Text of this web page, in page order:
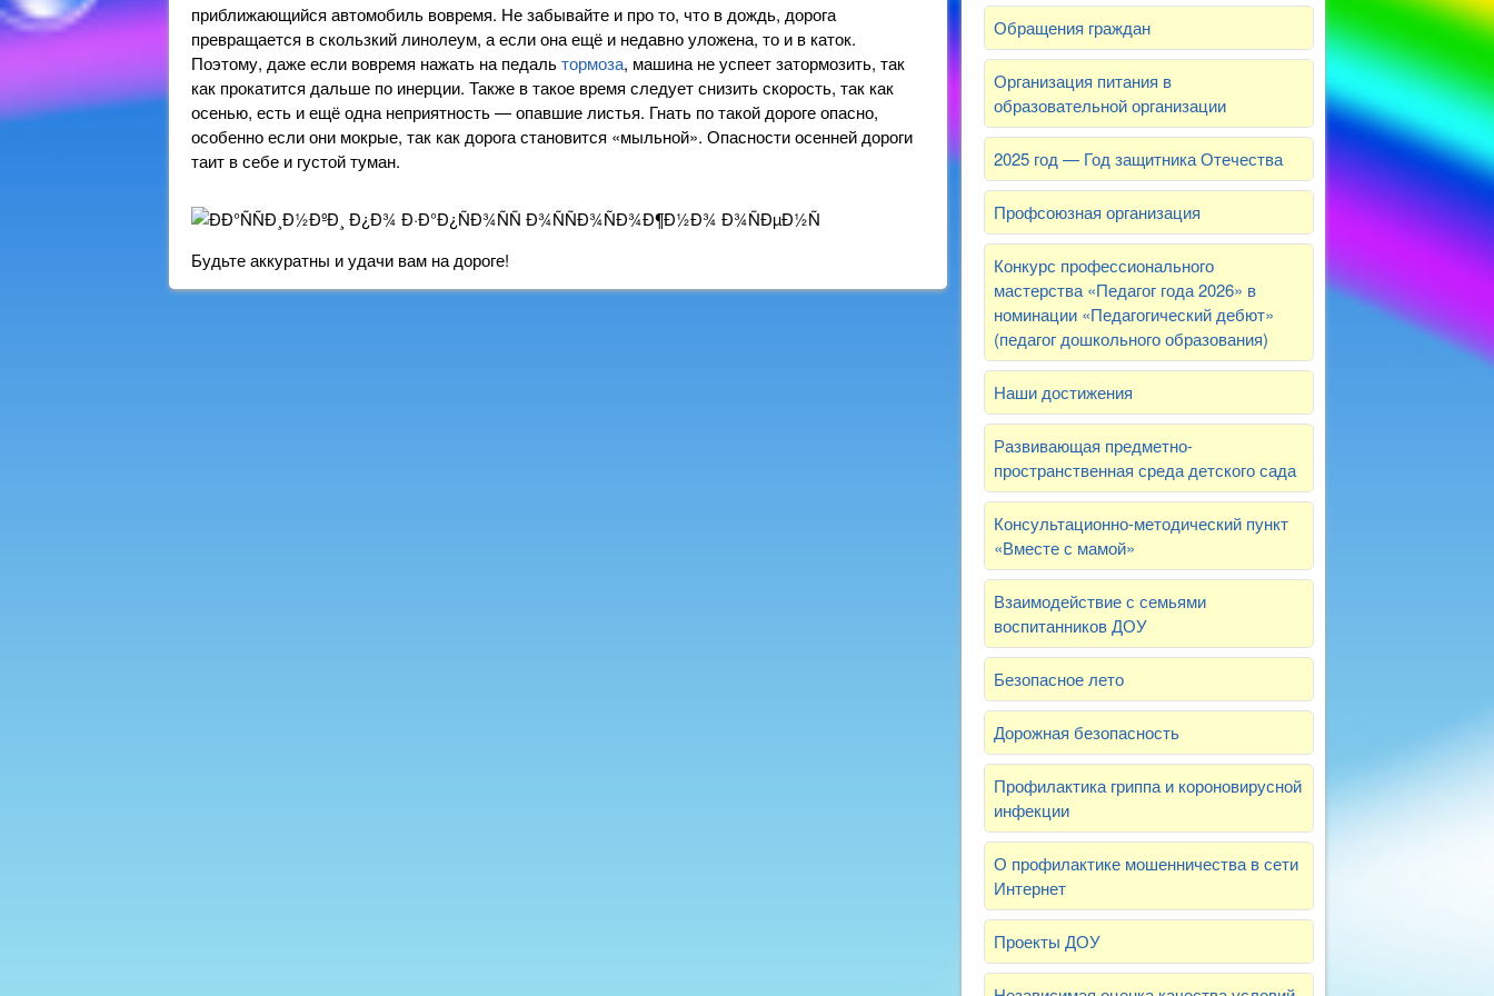
приближающийся автомобиль вовремя. Не забывайте и про то, что в дождь, дорога
превращается в скользкий линолеум, а если она ещё и недавно уложена, то и в каток.
Поэтому, даже если вовремя нажать на педальтормоза, машина не успеет затормозить, так
как прокатится дальше по инерции. Также в такое время следует снизить скорость, так как
осенью, есть и ещё одна неприятность — опавшие листья. Гнать по такой дороге опасно,
особенно если они мокрые, так как дорога становится «мыльной». Опасности осенней дороги
таит в себе и густой туман.
Будьте аккуратны и удачи вам на дороге!
Обращения граждан
Организация питания в
образовательной организации
2025 год — Год защитника Отечества
Профсоюзная организация
Конкурс профессионального
мастерства «Педагог года 2026» в
номинации «Педагогический дебют»
(педагог дошкольного образования)
Наши достижения
Развивающая предметно-
пространственная среда детского сада
Консультационно-методический пункт
«Вместе с мамой»
Взаимодействие с семьями
воспитанников ДОУ
Безопасное лето
Дорожная безопасность
Профилактика гриппа и короновирусной
инфекции
О профилактике мошенничества в сети
Интернет
Проекты ДОУ